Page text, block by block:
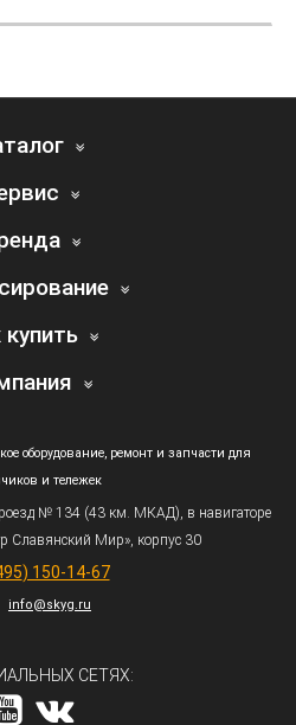
купить
оборудование, ремонт и запчасти для
и тележек
№ 134 (43км. МКАД), в навигаторе
Славянский Мир», корпус 30
) 150-14-67
info@skyg.ru
СЕТЯХ: